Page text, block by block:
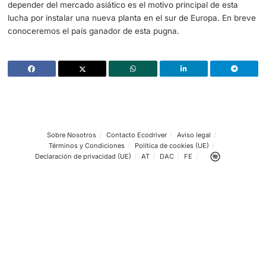
empresa de lo más rentable. Daría trabajo a cientos de
y dinamizaría la zona en la que se instale.
feudo importante. Centrado en la posibilidad de reducir
transporte para poder competir de tú a tú con unos
prepara el gigante especialista en coches.